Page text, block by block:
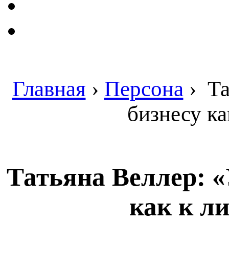
Главная › Персона ›
бизнесу
Татьяна Веллер:
как к